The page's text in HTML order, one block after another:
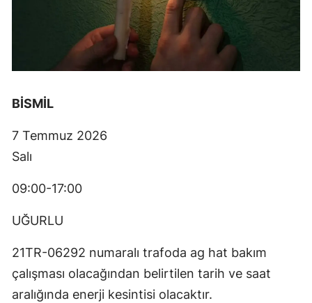
BİSMİL
7 Temmuz 2026
Salı
09:00-17:00
UĞURLU
21TR-06292 numaralı trafoda ag hat bakım
çalışması olacağından belirtilen tarih ve saat
aralığında enerji kesintisi olacaktır.